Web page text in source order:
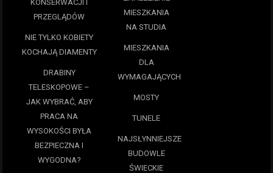
KONSERWACJI I
PRZEGLĄDÓW
NIE TYLKO KOBIETY
KOCHAJĄ DIAMENTY
DRABINY
TELESKOPOWE –
JAK WYBRAĆ, ABY
PRACA NA
WYSOKOŚCI BYŁA
BEZPIECZNA I
WYGODNA?
MIESZKANIA
NA STUDIA
MIESZKANIA
DLA
WYMAGAJĄCYCH
MOSTY
TUNELE
NAJSŁYNNIEJSZE
BUDOWLE
ŚWIECKIE